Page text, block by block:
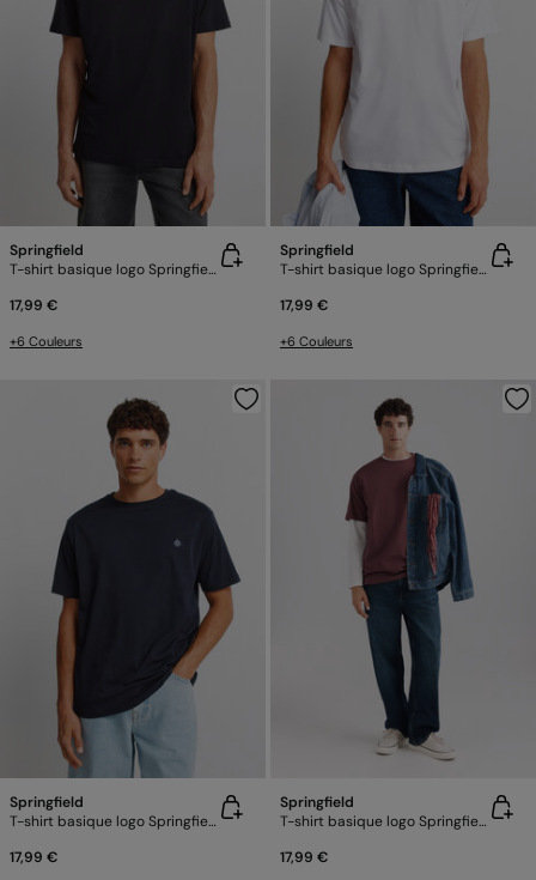
Springfield
T-shirt basique logo Springfield
17,99 €
+6 Couleurs
Springfield
T-shirt basique logo Springfield
17,99 €
+6 Couleurs
Springfield
T-shirt basique logo Springfield
17,99 €
Springfield
T-shirt basique logo Springfield
17,99 €